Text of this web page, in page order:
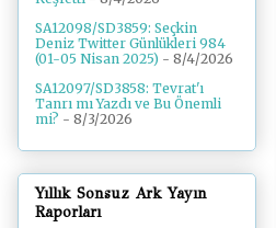
SA12098/SD3859: Seçkin
Deniz Twitter Günlükleri 984
(01-05 Nisan 2025) - 8/4/2026
SA12097/SD3858: Tevrat'ı
Tanrı mı Yazdı ve Bu Önemli
mi? - 8/3/2026
Yıllık Sonsuz Ark Yayın
Raporları